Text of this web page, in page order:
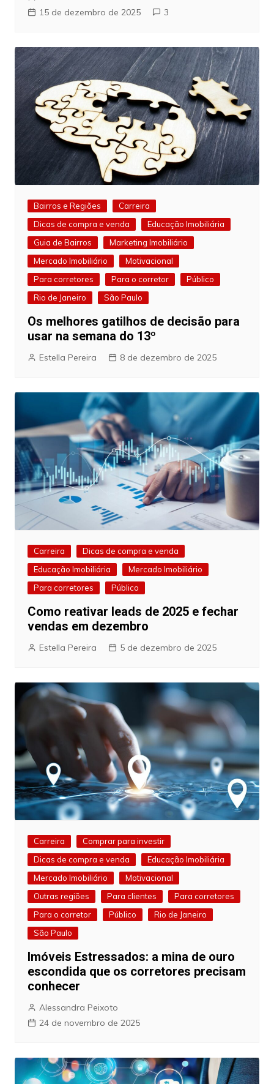
15 de dezembro de 2025
3
Bairros e Regiões
Carreira
Dicas de compra e venda
Educação Imobiliária
Guia de Bairros
Marketing Imobiliário
Mercado Imobiliário
Motivacional
Para corretores
Para o corretor
Público
Rio de Janeiro
São Paulo
Os melhores gatilhos de decisão para
usar na semana do 13º
Estella Pereira 8 de dezembro de 2025
Carreira
Dicas de compra e venda
Educação Imobiliária
Mercado Imobiliário
Para corretores
Público
Como reativar leads de 2025 e fechar
vendas em dezembro
Estella Pereira 5 de dezembro de 2025
Carreira
Comprar para investir
Dicas de compra e venda
Educação Imobiliária
Mercado Imobiliário
Motivacional
Outras regiões
Para clientes
Para corretores
Para o corretor
Público
Rio de Janeiro
São Paulo
Imóveis Estressados: a mina de ouro
escondida que os corretores precisam
conhecer
Alessandra Peixoto
24 de novembro de 2025